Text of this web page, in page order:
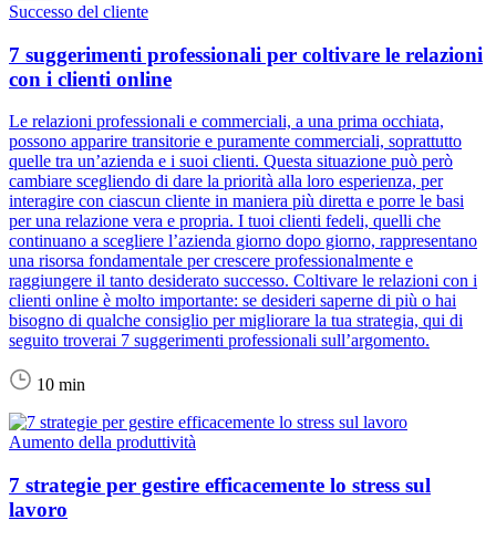
Successo del cliente
7 suggerimenti professionali per coltivare le relazioni
con i clienti online
Le relazioni professionali e commerciali, a una prima occhiata,
possono apparire transitorie e puramente commerciali, soprattutto
quelle tra un’azienda e i suoi clienti. Questa situazione può però
cambiare scegliendo di dare la priorità alla loro esperienza, per
interagire con ciascun cliente in maniera più diretta e porre le basi
per una relazione vera e propria. I tuoi clienti fedeli, quelli che
continuano a scegliere l’azienda giorno dopo giorno, rappresentano
una risorsa fondamentale per crescere professionalmente e
raggiungere il tanto desiderato successo. Coltivare le relazioni con i
clienti online è molto importante: se desideri saperne di più o hai
bisogno di qualche consiglio per migliorare la tua strategia, qui di
seguito troverai 7 suggerimenti professionali sull’argomento.
10 min
Aumento della produttività
7 strategie per gestire efficacemente lo stress sul
lavoro